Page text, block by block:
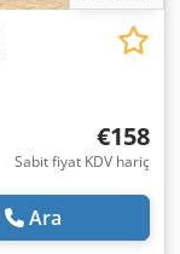
€158
Sabit fiyat KDV hariç
Ara